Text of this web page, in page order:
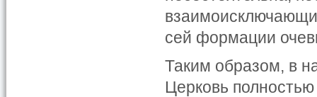
сей формации
Таким образом, в
Церковь